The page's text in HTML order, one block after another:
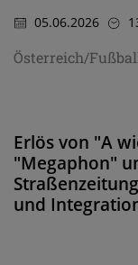
05.06.2026
Österreich/
Erlös von "A
"Megaphon"
und